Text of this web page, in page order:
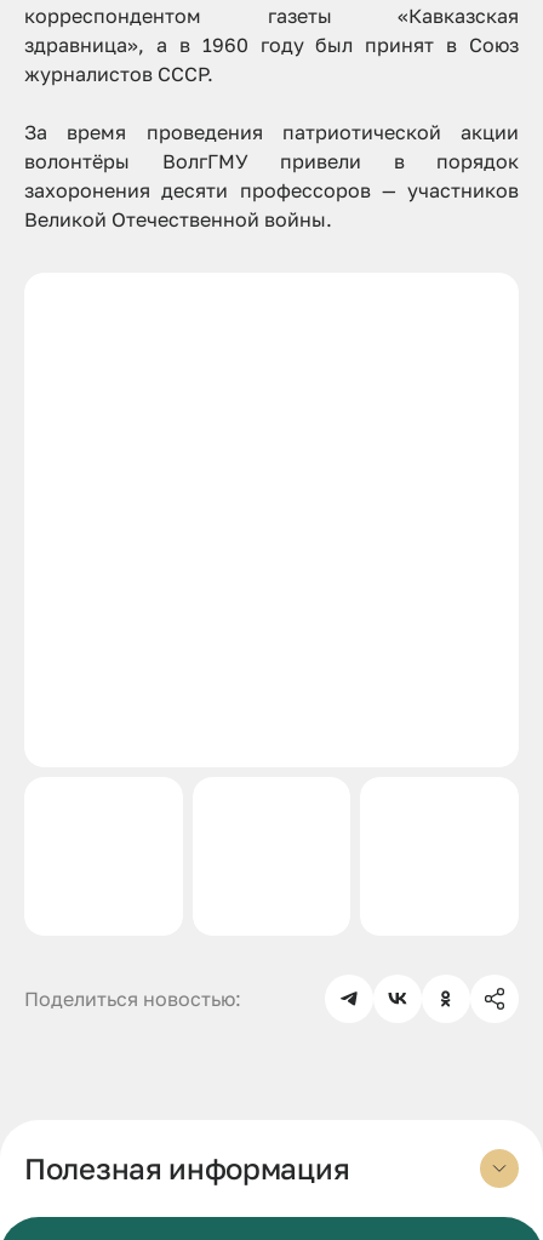
корреспондентом газеты «Кавказская
здравница», а в 1960 году был принят в Союз
журналистов СССР.
За время проведения патриотической акции
волонтёры ВолгГМУ привели в порядок
захоронения десяти профессоров — участников
Великой Отечественной войны.
Поделиться новостью:
Полезная информация